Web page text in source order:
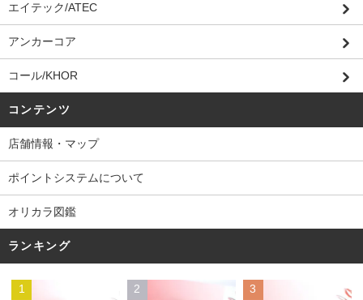
エイテック/ATEC
アンカーコア
コール/KHOR
コンテンツ
店舗情報・マップ
ポイントシステムについて
オリカラ図鑑
ランキング
1 2 3